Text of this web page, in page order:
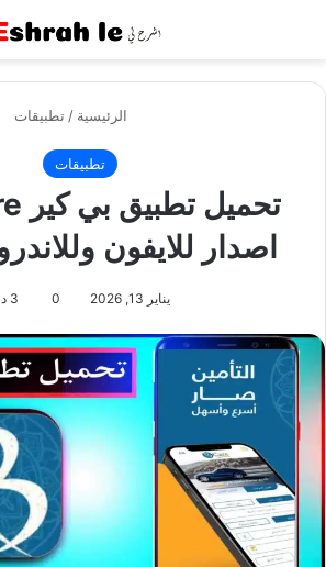
الرئيسية / تطبيقات
تطبيقات
اصدار للايفون وللاندرويد
يناير 13, 2026 0